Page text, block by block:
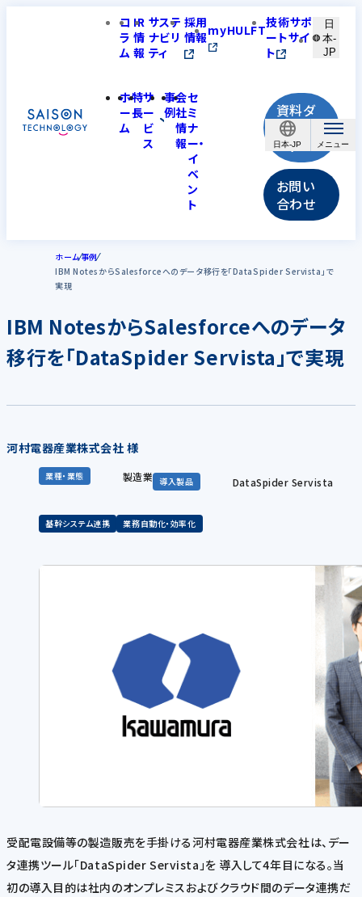
日本-JP
コ
ラ
ム
IR
情
報
サステ
ナビリ
ティ
採用
情報myHULFT技術サポ
ートサイ
ト
日
本-
JP
ホ
ー
ム
特
長
サ
ー
ビ
ス
事
例
会
社
情
報
セ
ミ
ナ
ー・
イ
ベ
ン
ト
資料ダ
ウンロ
ード
お問い
合わせ
ホーム事例
IBM NotesからSalesforceへのデータ移行を「DataSpider Servista」で
実現
IBM NotesからSalesforceへのデータ
移行を「DataSpider Servista」で実現
河村電器産業株式会社 様
業種・業態 製造業 導入製品 DataSpider Servista
基幹システム連携 業務自動化・効率化
受配電設備等の製造販売を手掛ける河村電器産業株式会社は、デー
タ連携ツール「DataSpider Servista」を 導入して4年目になる。当
初の導入目的は社内のオンプレミスおよびクラウド間のデータ連携だ